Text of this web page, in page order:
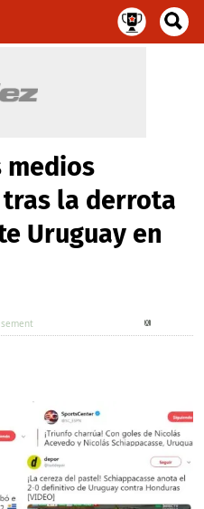
medios
la derrota
Uruguay en
X